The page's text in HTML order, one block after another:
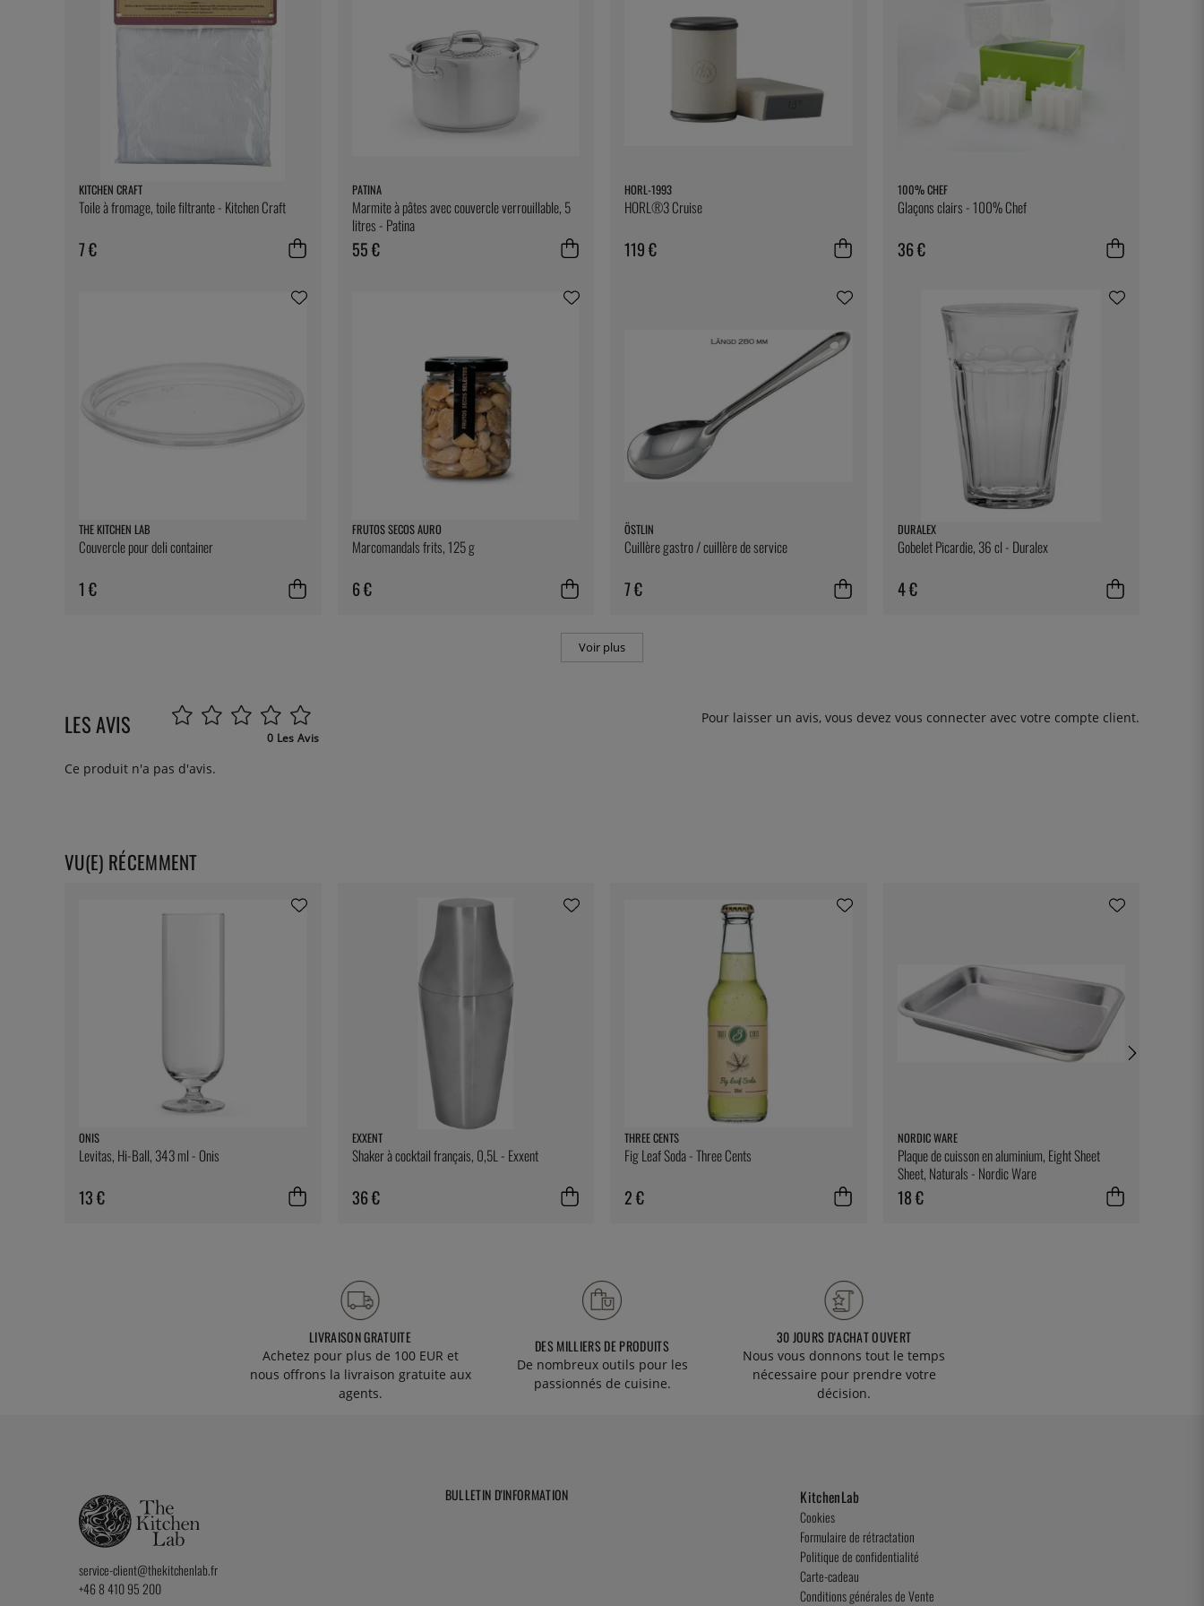
KITCHEN CRAFT
Toile à fromage, toile filtrante - Kitchen Craft
7 €
PATINA
Marmite à pâtes avec couvercle verrouillable, 5
litres - Patina
55 €
HORL-1993
HORL®3 Cruise
119 €
100% CHEF
Glaçons clairs - 100% Chef
36 €
THE KITCHEN LAB
Couvercle pour deli container
1 €
FRUTOS SECOS AURO
Marcomandals frits, 125 g
6 €
ÖSTLIN
Cuillère gastro / cuillère de service
7 €
DURALEX
Gobelet Picardie, 36 cl - Duralex
4 €
Voir plus
LES AVIS 0 Les Avis
Pour laisser un avis, vous devez vous connecter avec votre compte client.
Ce produit n'a pas d'avis.
VU(E) RÉCEMMENT
ONIS
Levitas, Hi-Ball, 343 ml - Onis
13 €
EXXENT
Shaker à cocktail français, 0,5L - Exxent
36 €
THREE CENTS
Fig Leaf Soda - Three Cents
2 €
NORDIC WARE
Plaque de cuisson en aluminium, Eight Sheet
Sheet, Naturals - Nordic Ware
18 €
LIVRAISON GRATUITE
Achetez pour plus de 100 EUR et
nous offrons la livraison gratuite aux
agents.
DES MILLIERS DE PRODUITS
De nombreux outils pour les
passionnés de cuisine.
30 JOURS D'ACHAT OUVERT
Nous vous donnons tout le temps
nécessaire pour prendre votre
décision.
service-client@thekitchenlab.fr
+46 8 410 95 200
BULLETIN D'INFORMATION KitchenLab
Cookies
Formulaire de rétractation
Politique de confidentialité
Carte-cadeau
Conditions générales de Vente